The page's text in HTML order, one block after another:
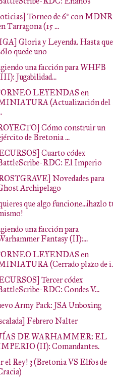
Torneo de 6ª con MDNR
Tarragona (15 ...
Gloria y Leyenda. Hasta que
quede uno
una facción para WHFB
Jugabilidad...
LEYENDAS en
(Actualización del
Cómo construir un
de Bretonia ...
Cuarto códex
RDC: El Imperio
Novedades para
Archipelago
que algo funcione...¡hazlo
una facción para
Fantasy (II):...
LEYENDAS en
(Cerrado plazo de
Tercer códex
RDC: Condes V...
Army Pack: JSA Unboxing
Febrero Nalter
DE WARHAMMER: EL
(II): Comandantes.
el Rey! 3 (Bretonia VS Elfos de